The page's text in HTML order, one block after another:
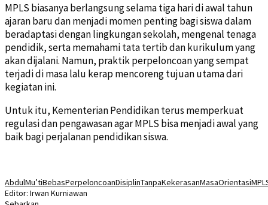
MPLS biasanya berlangsung selama tiga hari di awal tahun
ajaran baru dan menjadi momen penting bagi siswa dalam
beradaptasi dengan lingkungan sekolah, mengenal tenaga
pendidik, serta memahami tata tertib dan kurikulum yang
akan dijalani. Namun, praktik perpeloncoan yang sempat
terjadi di masa lalu kerap mencoreng tujuan utama dari
kegiatan ini.
Untuk itu, Kementerian Pendidikan terus memperkuat
regulasi dan pengawasan agar MPLS bisa menjadi awal yang
baik bagi perjalanan pendidikan siswa.
AbdulMu’tiBebasPerpeloncoanDisiplinTanpaKekerasanMasaOrientasi
Editor: Irwan Kurniawan